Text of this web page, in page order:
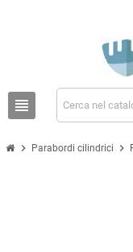
view_headline
chevron_right Parabordi cilindrici chevron_right